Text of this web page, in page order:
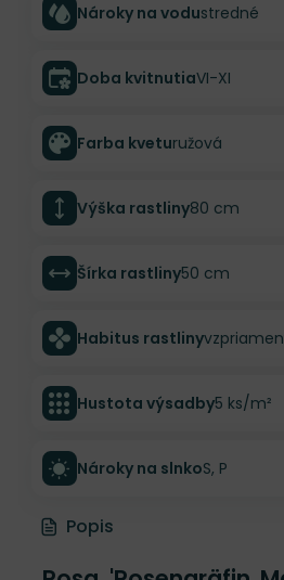
Nároky na vodustredné
Doba kvitnutiaVI-XI
Farba kveturužová
Výška rastliny80 cm
Šírka rastliny50 cm
Habitus rastliny
Hustota výsadby5 ks/m²
Nároky na slnkoS, P
Popis